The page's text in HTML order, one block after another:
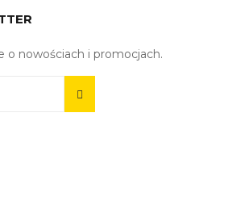
o nowościach i promocjach.